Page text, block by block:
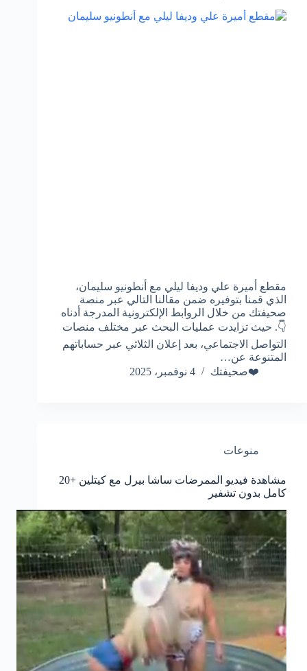
مقطع أميرة علي وديفا ليلي مع أنطونيو سليمان،
الذي قمنا بتوفيره ضمن مقالنا التالي عبر منصة
صحيفتك من خلال الروابط الإلكترونية المدرجة أدناه
👇. حيث تزايدت عمليات البحث عبر مختلف منصات
التواصل الاجتماعي، بعد إعلان الثلاثي عبر حساباتهم
المتنوعة عن…
❤️صحيفتك
4 نوفمبر، 2025
منوعات
مشاهدة فيديو الممرضات ساشا بيرل مع كيتلين +20
كامل بدون تشفير